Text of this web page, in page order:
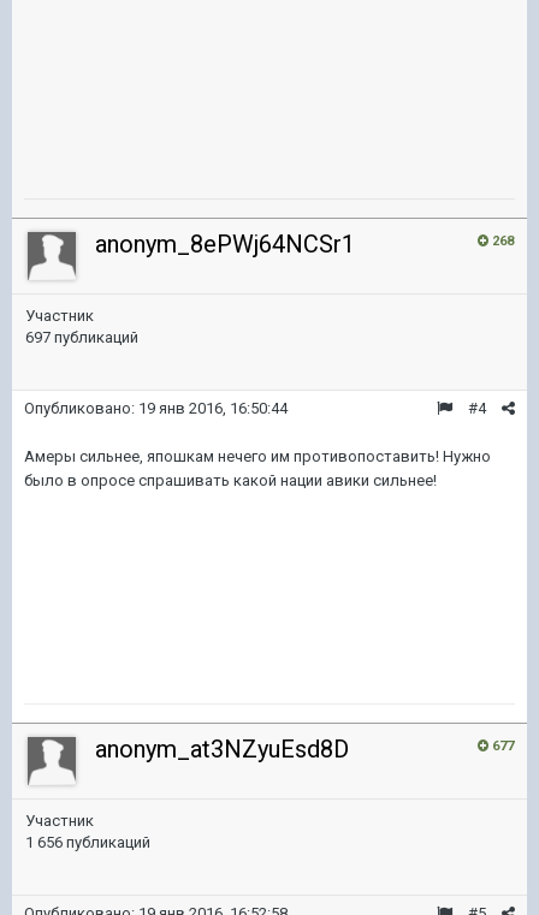
268
anonym_8ePWj64NCSr1
Участник
697 публикаций
#4
Опубликовано: 19 янв 2016, 16:50:44
Амеры сильнее, япошкам нечего им противопоставить! Нужно
было в опросе спрашивать какой нации авики сильнее!
677
anonym_at3NZyuEsd8D
Участник
1 656 публикаций